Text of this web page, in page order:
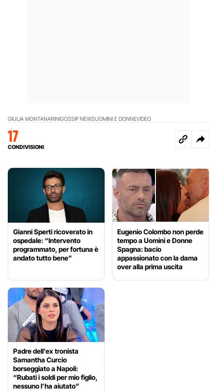
GIULIA MONTANARINIGOSSIP NEWSUOMINI E DONNEVIDEO
17
CONDIVISIONI
Gianni Sperti ricoverato in
ospedale: “Intervento
programmato, per fortuna è
andato tutto bene”
Eugenio Colombo non perde
tempo a Uomini e Donne
Spagna: bacio
appassionato con la dama
over alla prima uscita
Padre dell’ex tronista
Samantha Curcio
borseggiato a Napoli:
“Rubati i soldi per mio figlio,
nessuno l’ha aiutato”